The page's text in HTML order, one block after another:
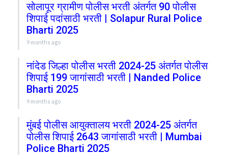
सोलापूर ग्रामीण पोलीस भरती अंतर्गत 90 पोलीस
शिपाई पदांसाठी भरती | Solapur Rural Police
Bharti 2025
9 months ago
नांदेड जिल्हा पोलीस भरती 2024-25 अंतर्गत पोलीस
शिपाई 199 जागांसाठी भरती | Nanded Police
Bharti 2025
9 months ago
मुंबई पोलीस आयुक्तालय भरती 2024-25 अंतर्गत
पोलीस शिपाई 2643 जागांसाठी भरती | Mumbai
Police Bharti 2025